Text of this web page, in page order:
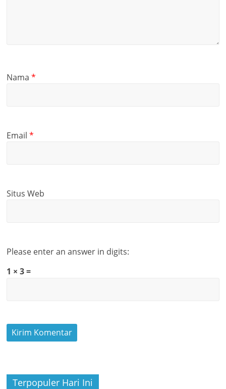
Nama*
Email*
Situs Web
Please enter an answer in digits:
1 × 3 =
Terpopuler Hari Ini